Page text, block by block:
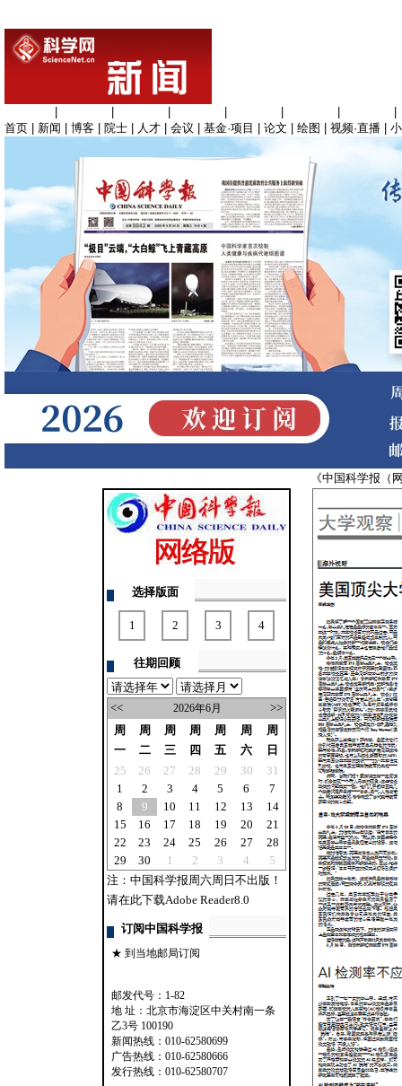
首页
新闻 博客 院士 人才 会议 基金·项目 论文 绘图 视频·直播
《中国科学
选择版面
1 2 3 4
往期回顾
<< 2026年6月
>>
周
一
周
二
周
三
周
四
周
五
周
六
周
日
25
26 27 28 29 30
31
1
2 3 4 5 6
7
8
9 10 11 12 13
14
15
16 17 18 19 20
21
22
23 24 25 26 27
28
29
30 1 2 3 4
5
注：中国科学报周六周日不出版！
请在此下载Adobe Reader8.0
订阅中国科学报
★ 到当地邮局订阅
邮发代号：1-82
地 址：北京市海淀区中关村南一条
乙3号 100190
新闻热线：010-62580699
广告热线：010-62580666
发行热线：010-62580707